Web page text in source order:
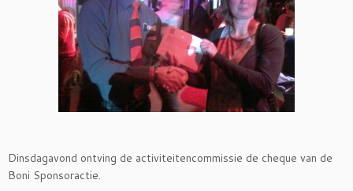
Dinsdagavond ontving de activiteitencommissie de cheque van de
Boni Sponsoractie.